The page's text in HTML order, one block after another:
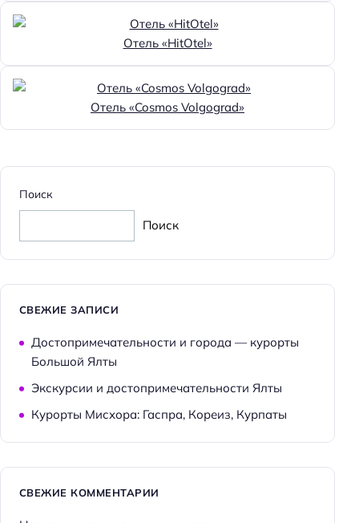
Отель «HitOtel»
Отель «Cosmos Volgograd»
Поиск
Поиск
СВЕЖИЕ ЗАПИСИ
Достопримечательности и города — курорты
Большой Ялты
Экскурсии и достопримечательности Ялты
Курорты Мисхора: Гаспра, Кореиз, Курпаты
СВЕЖИЕ КОММЕНТАРИИ